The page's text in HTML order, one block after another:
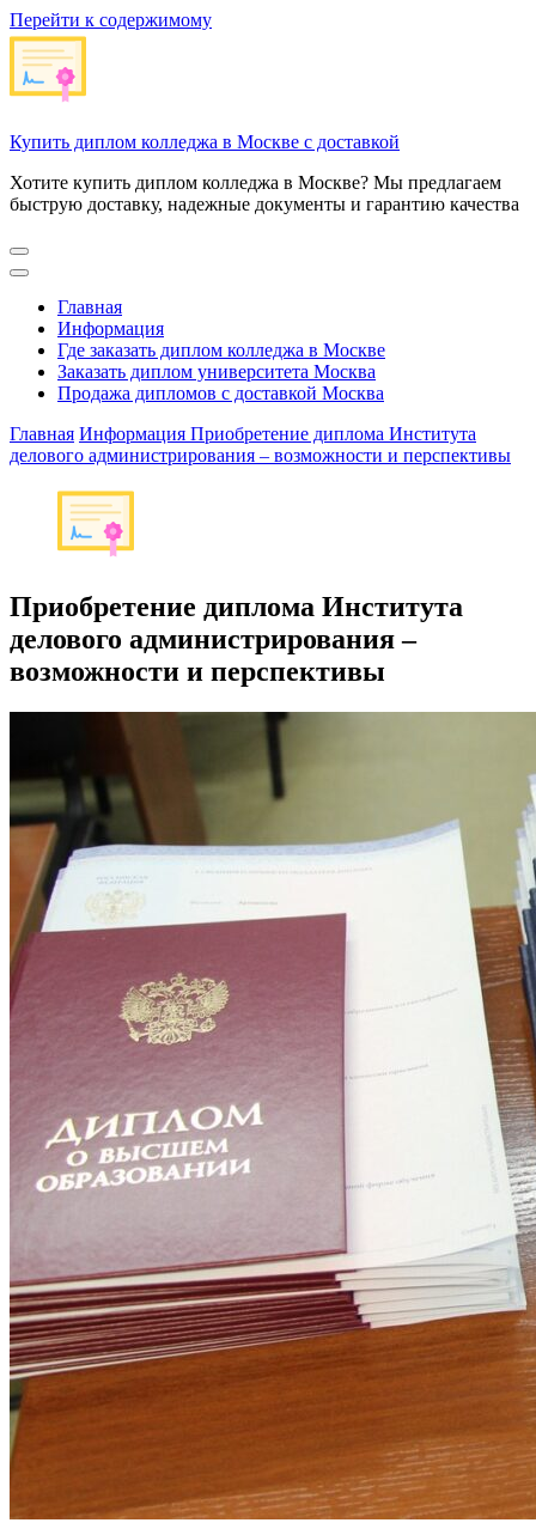
Перейти к содержимому
Купить диплом колледжа в Москве с доставкой
Хотите купить диплом колледжа в Москве? Мы предлагаем
быструю доставку, надежные документы и гарантию качества
Главная
Информация
Где заказать диплом колледжа в Москве
Заказать диплом университета Москва
Продажа дипломов с доставкой Москва
Главная Информация Приобретение диплома Института
делового администрирования – возможности и перспективы
Приобретение диплома Института
делового администрирования –
возможности и перспективы